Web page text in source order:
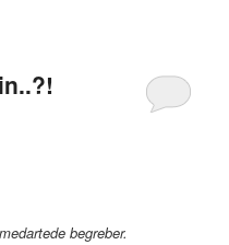
begreber.